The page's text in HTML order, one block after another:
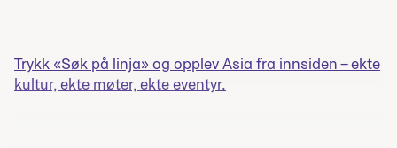
Trykk «Søk på linja» og opplev Asia fra innsiden – ekte
kultur, ekte møter, ekte eventyr.